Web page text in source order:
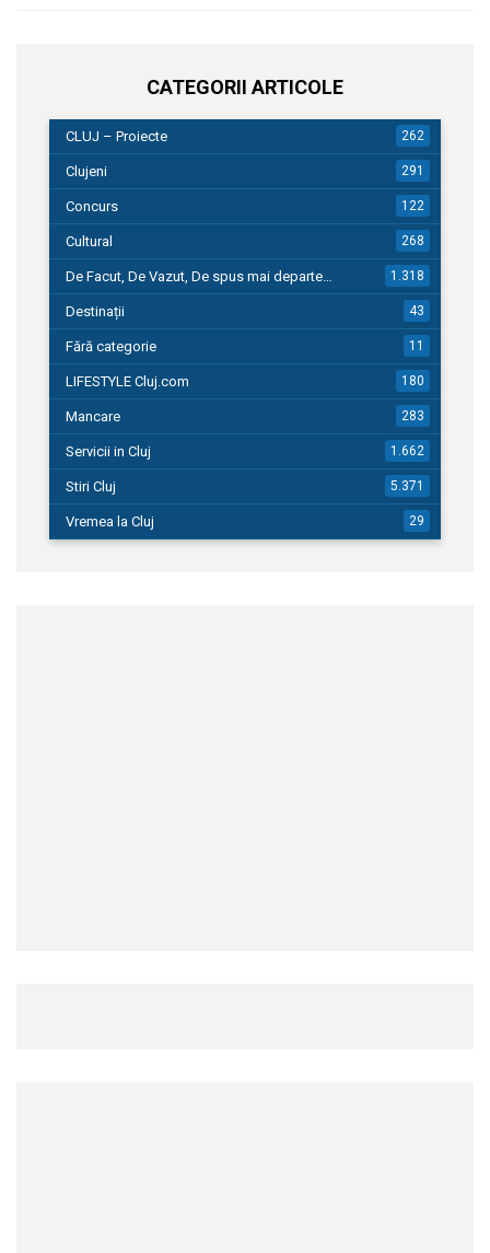
CATEGORII ARTICOLE
CLUJ – Proiecte 262
Clujeni 291
Concurs 122
Cultural 268
De Facut, De Vazut, De spus mai departe… 1.318
Destinații 43
Fără categorie 11
LIFESTYLE Cluj.com 180
Mancare 283
Servicii in Cluj 1.662
Stiri Cluj 5.371
Vremea la Cluj 29